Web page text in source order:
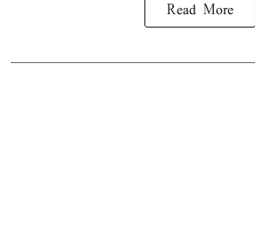
Read More